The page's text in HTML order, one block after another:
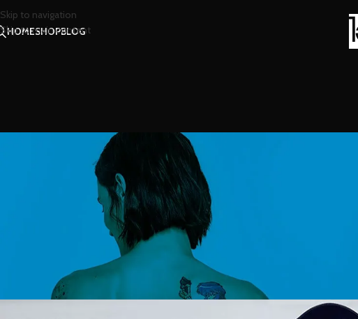
Skip to navigation
Skip to main content
HOMESHOPBLOG
เสน่ห์แห่งความ เย้ายวนใจในแบบฉบับข
Posted by On